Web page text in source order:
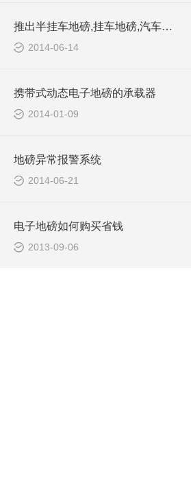
推出半挂车地磅,挂车地磅,汽车地磅,建筑工地地磅订制产品
2014-06-14
携带式动态电子地磅的承载器
2014-01-09
地磅异常报警系统
2014-06-21
电子地磅如何购买省钱
2013-09-06